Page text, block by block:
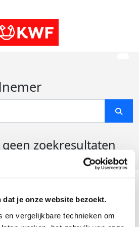
dat je onze website bezoekt.
en vergelijkbare technieken om
zoekresultaten